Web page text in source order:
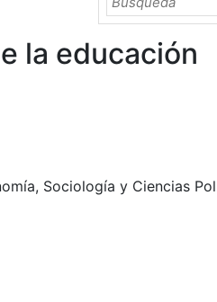
la educación
Sociología y Ciencias